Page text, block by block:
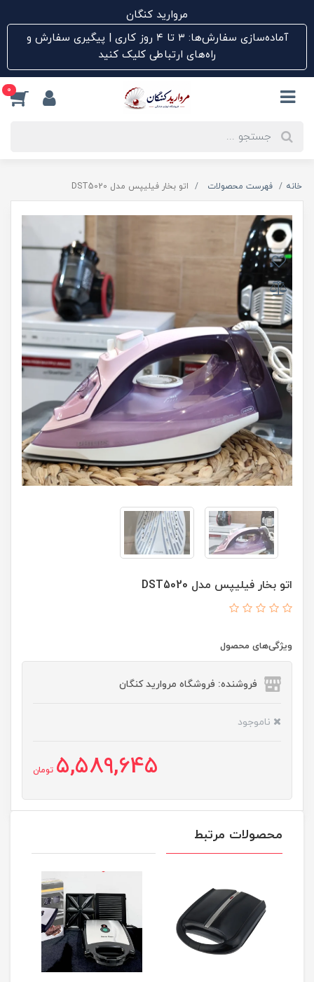
مروارید کنگان
آماده‌سازی سفارش‌ها: ۳ تا ۴ روز کاری | پیگیری سفارش و
راه‌های ارتباطی کلیک کنید
0
خانه فهرست محصولات اتو بخار فیلیپس مدل DST5020
اتو بخار فیلیپس مدل DST5020
ویژگی‌های محصول
فروشنده: فروشگاه مروارید کنگان
ناموجود
5,589,645 تومان
محصولات مرتبط